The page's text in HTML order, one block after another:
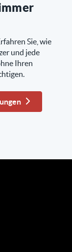
Sie, wie
und jede
Ihren